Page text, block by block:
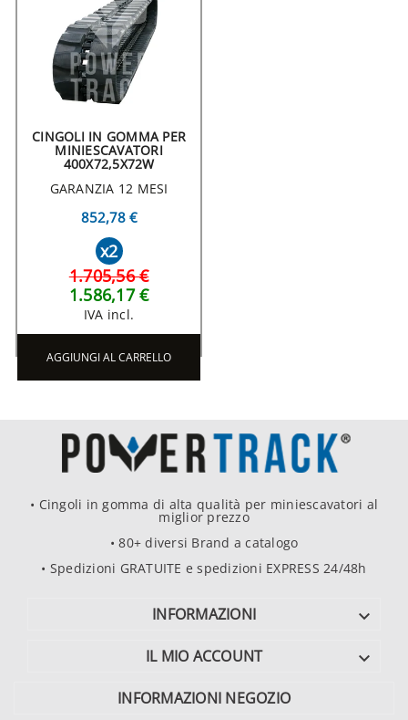
CINGOLI IN GOMMA PER
MINIESCAVATORI
400X72,5X72W
GARANZIA 12 MESI
852,78 €
x2
1.705,56 €
1.586,17 €
IVA incl.
AGGIUNGI AL CARRELLO
• Cingoli in gomma di alta qualità per miniescavatori al
miglior prezzo
• 80+ diversi Brand a catalogo
• Spedizioni GRATUITE e spedizioni EXPRESS 24/48h
INFORMAZIONI 
IL MIO ACCOUNT 
INFORMAZIONI NEGOZIO